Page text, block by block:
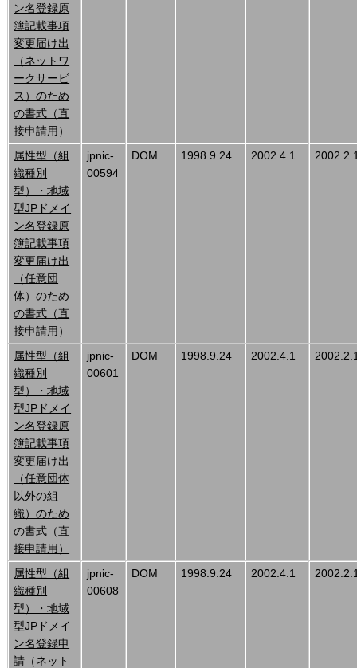
ン名登録原
簿記載事項
変更届け出
（ネットワ
ークサービ
ス）のため
の書式（直
接申請用）
属性型（組
織種別
型）・地域
型JPドメイ
ン名登録原
簿記載事項
変更届け出
（任意団
体）のため
の書式（直
接申請用）
jpnic-
00594
DOM 1998.9.24 2002.4.1
属性型（組
織種別
型）・地域
型JPドメイ
ン名登録原
簿記載事項
変更届け出
（任意団体
以外の組
織）のため
の書式（直
接申請用）
jpnic-
00601
DOM 1998.9.24 2002.4.1
属性型（組
織種別
型）・地域
型JPドメイ
ン名登録申
請（ネット
jpnic-
00608
DOM 1998.9.24 2002.4.1